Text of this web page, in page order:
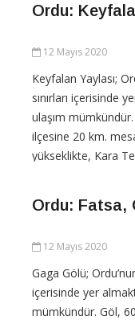
Ordu:
12 Mayıs 2020
Keyfalan Yaylası;
sınırları içerisinde
ulaşım
ilçesine 20 km.
yükseklikte, Kara
Ordu: Fatsa,
12 Mayıs 2020
Gaga Gölü;
içerisinde yer
mümkündür. Göl,